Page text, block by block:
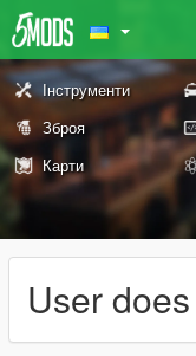
Інструменти
Зброя
Карти
User